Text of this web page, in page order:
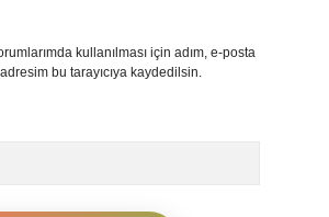
kullanılması için adım, e-posta
bu tarayıcıya kaydedilsin.